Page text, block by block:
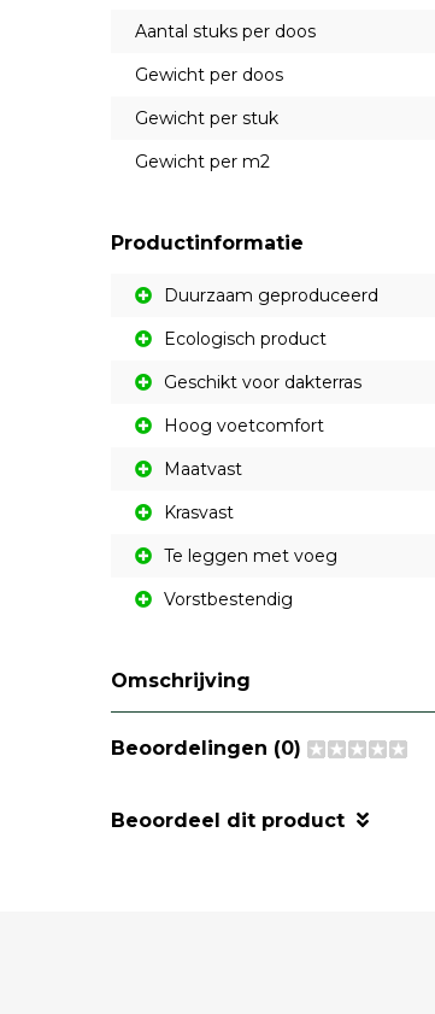
Aantal stuks per doos
Gewicht per doos
Gewicht per stuk
Gewicht per m2
Productinformatie
Duurzaam geproduceerd
Ecologisch product
Geschikt voor dakterras
Hoog voetcomfort
Maatvast
Krasvast
Te leggen met voeg
Vorstbestendig
Omschrijving
Beoordelingen (0)
Beoordeel dit product